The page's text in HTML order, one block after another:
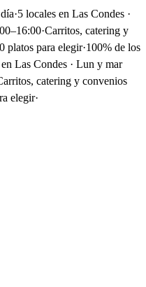
·5 locales en Las Condes ·
·Carritos, catering y
platos para elegir·100% de los
Las Condes · Lun y mar
catering y convenios
elegir·